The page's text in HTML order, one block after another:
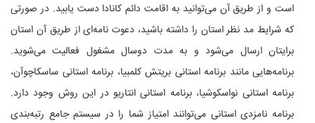
است و از طریق آن می‌توانید به اقامت دائم کانادا دست یابید. در صورتی
که شرایط مد نظر استان را داشته باشید، دعوت نامه‌ای از طریق آن استان
برایتان ارسال می‌شود و به مدت دوسال مشغول فعالیت می‌شوید.
برنامه‌هایی مانند برنامه استانی بریتش کلمبیا، برنامه استانی ساسکاچوآن،
برنامه استانی نواسکوشیا، برنامه استانی انتاریو در این روش وجود دارد.
برنامه نامزدی استانی می‌توانند امتیاز شما را در سیستم جامع رتبه‌بندی